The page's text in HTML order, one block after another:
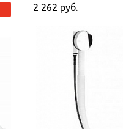
2 262 руб.